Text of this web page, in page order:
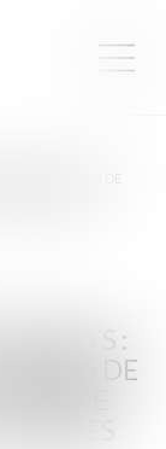
APPLICATIONS DE
FEMMES
:
DE